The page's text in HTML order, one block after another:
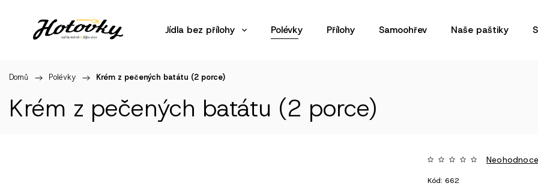
Jídla bez přílohy Polévky Přílohy Samoohřev Naše paštiky
Domů / Polévky / Krém z pečených batátu (2 porce)
Krém z pečených batátu (2 porce)
Kód: 662